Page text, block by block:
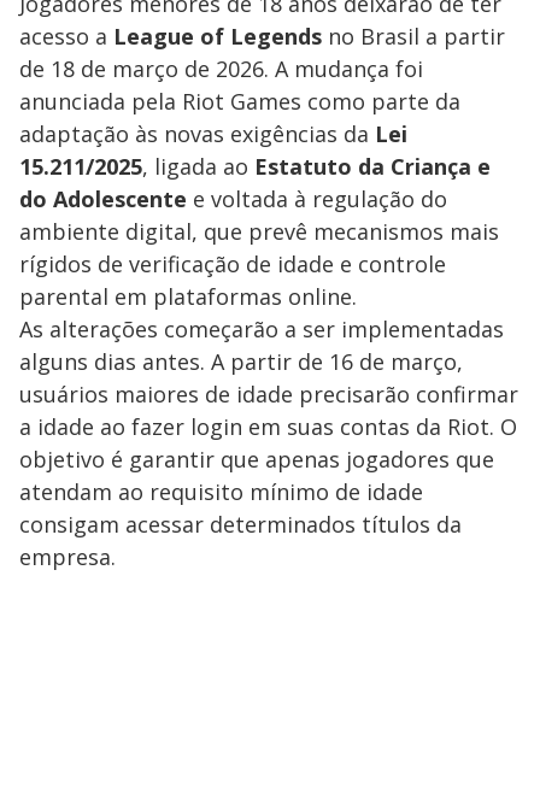
acesso a League of Legends no Brasil a partir
de 18 de março de 2026. A mudança foi
anunciada pela Riot Games como parte da
adaptação às novas exigências da Lei
15.211/2025, ligada ao Estatuto da Criança e
do Adolescente e voltada à regulação do
ambiente digital, que prevê mecanismos mais
rígidos de verificação de idade e controle
parental em plataformas online.
As alterações começarão a ser implementadas
alguns dias antes. A partir de 16 de março,
usuários maiores de idade precisarão confirmar
a idade ao fazer login em suas contas da Riot. O
objetivo é garantir que apenas jogadores que
atendam ao requisito mínimo de idade
consigam acessar determinados títulos da
empresa.